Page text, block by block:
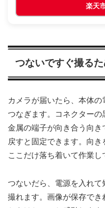
楽天
つないですぐ撮る
カメラが届いたら、本体
つなぎます。コネクターの
金属の端子が向き合う向
戻すと固定できます。向き
ここだけ落ち着いて作業し
つないだら、電源を入れ
撮れます。画像が保存で